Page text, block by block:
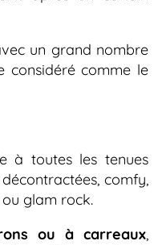
un grand nombre
considéré comme le
à toutes les tenues
comfy,
glam rock.
ou à carreaux